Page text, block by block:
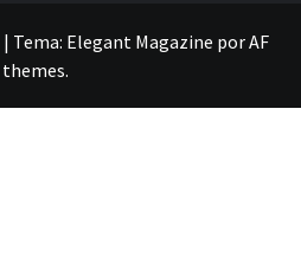
| Tema: Elegant Magazine porAF
themes.